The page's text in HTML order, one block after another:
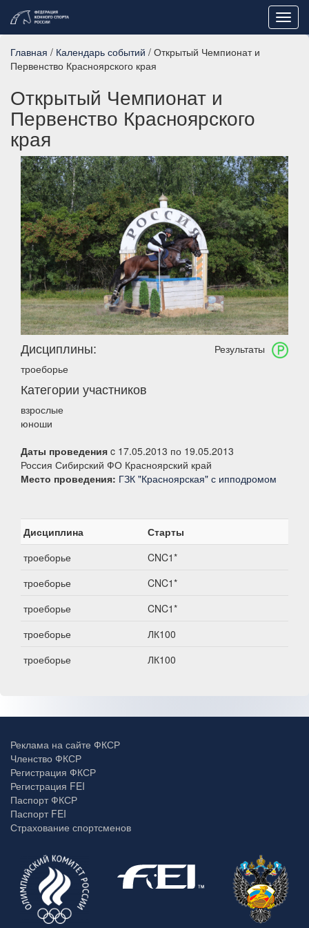
Главная / Календарь событий / Открытый Чемпионат и
Первенство Красноярского края
Открытый Чемпионат и
Первенство Красноярского
края
Результаты
Дисциплины:
троеборье
Категории участников
взрослые
юноши
Даты проведения c 17.05.2013 по 19.05.2013
Россия Сибирский ФО Красноярский край
Место проведения: ГЗК "Красноярская" с ипподромом
Дисциплина
Старты
троеборье
CNC1*
троеборье
CNC1*
троеборье
CNC1*
троеборье
ЛК100
троеборье
ЛК100
Реклама на сайте ФКСР
Членство ФКСР
Регистрация ФКСР
Регистрация FEI
Паспорт ФКСР
Паспорт FEI
Страхование спортсменов